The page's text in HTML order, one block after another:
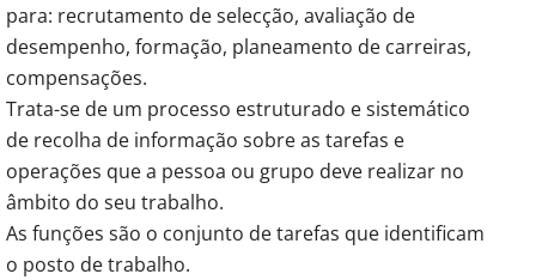
para: recrutamento de selecção, avaliação de
desempenho, formação, planeamento de carreiras,
compensações.
Trata-se de um processo estruturado e sistemático
de recolha de informação sobre as tarefas e
operações que a pessoa ou grupo deve realizar no
âmbito do seu trabalho.
As funções são o conjunto de tarefas que identificam
o posto de trabalho.